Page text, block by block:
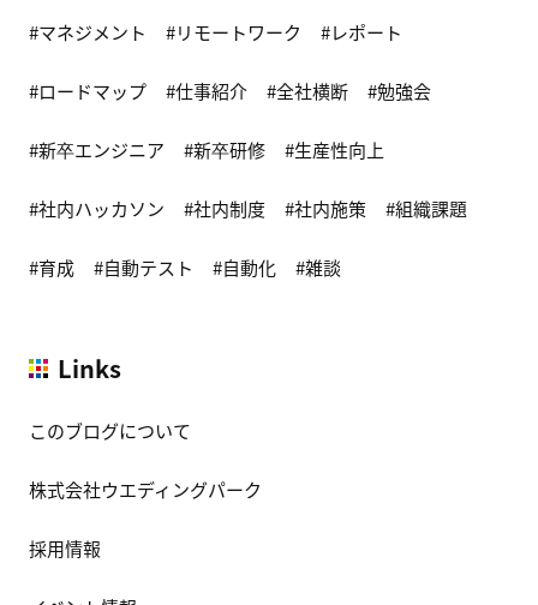
マネジメント リモートワーク レポート
ロードマップ 仕事紹介 全社横断 勉強会
新卒エンジニア 新卒研修 生産性向上
社内ハッカソン 社内制度 社内施策 組織課題
育成 自動テスト 自動化 雑談
Links
このブログについて
株式会社ウエディングパーク
採用情報